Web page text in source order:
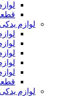
لوازم یدکی
قطعات
لوازم یدکی غلطک
لوازم یدکی
لوازم یدکی
لوازم یدکی
لوازم یدکی
لوازم یدکی
قطعات غلطک
لوازم یدکی مینی لودر